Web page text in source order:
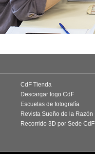
CdF Tienda
Descargar logo CdF
Escuelas de fotografía
Revista Sueño de la Razón
Recorrido 3D por Sede CdF